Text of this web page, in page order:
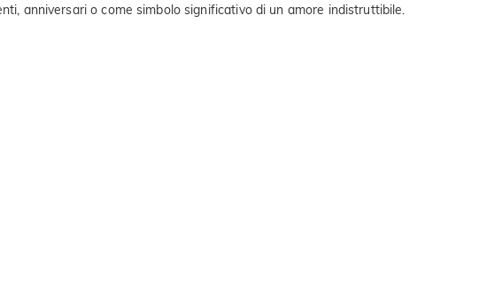
anniversari o come simbolo significativo di un amore indistruttibile.